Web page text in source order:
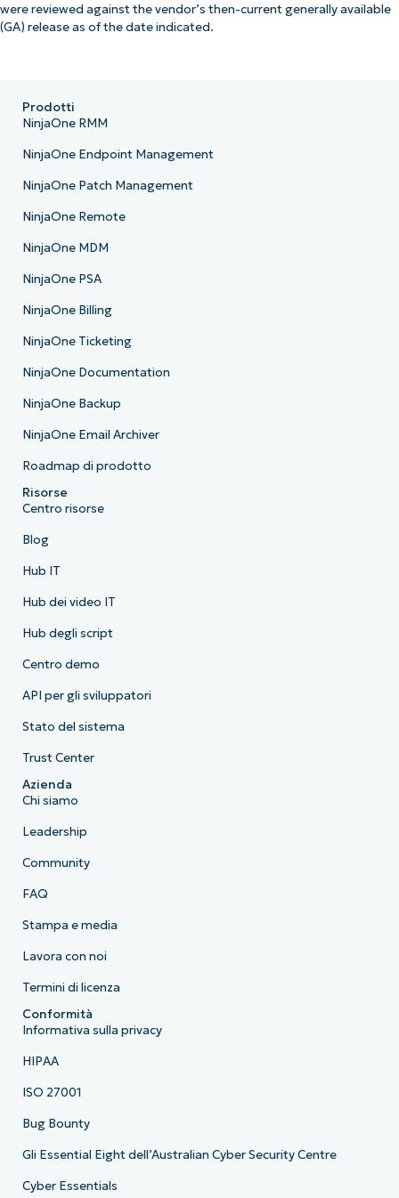
were reviewed against the vendor’s then-current generally available
(GA) release as of the date indicated.
Prodotti
NinjaOne RMM
NinjaOne Endpoint Management
NinjaOne Patch Management
NinjaOne Remote
NinjaOne MDM
NinjaOne PSA
NinjaOne Billing
NinjaOne Ticketing
NinjaOne Documentation
NinjaOne Backup
NinjaOne Email Archiver
Roadmap di prodotto
Risorse
Centro risorse
Blog
Hub IT
Hub dei video IT
Hub degli script
Centro demo
API per gli sviluppatori
Stato del sistema
Trust Center
Azienda
Chi siamo
Leadership
Community
FAQ
Stampa e media
Lavora con noi
Termini di licenza
Conformità
Informativa sulla privacy
HIPAA
ISO 27001
Bug Bounty
Gli Essential Eight dell’Australian Cyber Security Centre
Cyber Essentials